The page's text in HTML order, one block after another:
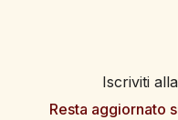
Iscriviti
Resta aggiornato